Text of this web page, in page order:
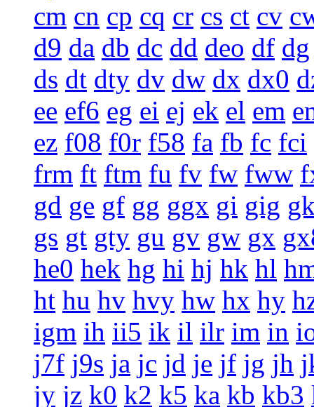
cm cn cp cq cr cs ct cv
d9 da db dc dd deo df dg
ds dt dty dv dw dx dx0
ee ef6 eg ei ej ek el em
ez f08 f0r f58 fa fb fc fci
frm ft ftm fu fv fw fww
gd ge gf gg ggx gi gig
gs gt gty gu gv gw gx
he0 hek hg hi hj hk hl
ht hu hv hvy hw hx hy
igm ih ii5 ik il ilr im in
j7f j9s ja jc jd je jf jg jh
jy jz k0 k2 k5 ka kb kb3